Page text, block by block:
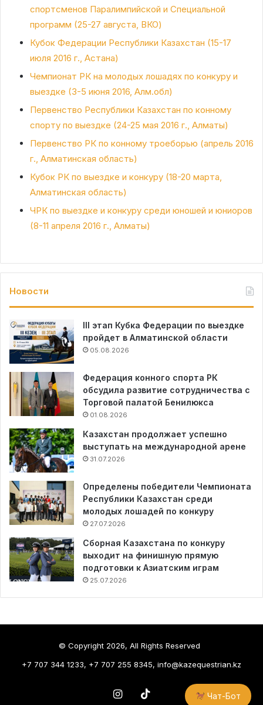
спортсменов Паралимпийской и Специальной
программ (25-27 августа, ВКО)
Кубок Федерации Республики Казахстан (15-17
июля 2016 г., Астана)
Чемпионат РК на молодых лошадях по конкуру и
выездке (3-5 июня 2016, Алм.обл)
Первенство Республики Казахстан по конному
спорту по выездке (24-25 мая 2016 г., Алматы)
Первенство РК по конному троеборью (апрель 2016
г., Алматинская область)
Кубок РК по выездке и конкуру (18-20 марта,
Алматинская область)
ЧРК по выездке и конкуру среди юношей и юниоров
(8-11 апреля 2016 г., Алматы)
Новости
III этап Кубка Федерации по выездке
пройдет в Алматинской области
05.08.2026
Федерация конного спорта РК
обсудила развитие сотрудничества с
Торговой палатой Бенилюкса
01.08.2026
Казахстан продолжает успешно
выступать на международной арене
31.07.2026
Определены победители Чемпионата
Республики Казахстан среди
молодых лошадей по конкуру
27.07.2026
Сборная Казахстана по конкуру
выходит на финишную прямую
подготовки к Азиатским играм
25.07.2026
© Copyright 2026, All Rights Reserved
+7 707 344 1233, +7 707 255 8345, info@kazequestrian.kz
Instagram Чат-Бот